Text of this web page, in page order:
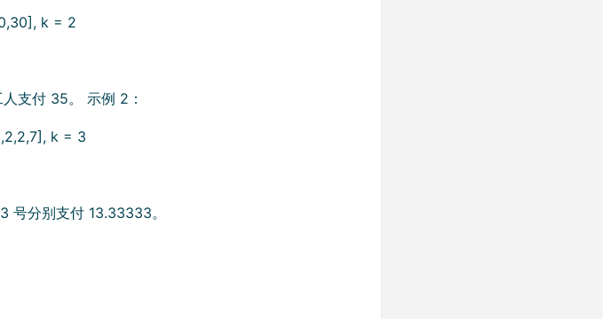
k = 2
支付 35。 示例 2：
k = 3
号分别支付 13.33333。